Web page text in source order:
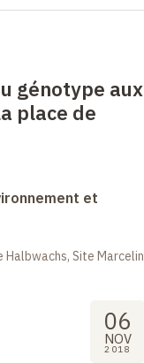
génotype aux
place de
et
Site Marcelin
06
NOV
2018